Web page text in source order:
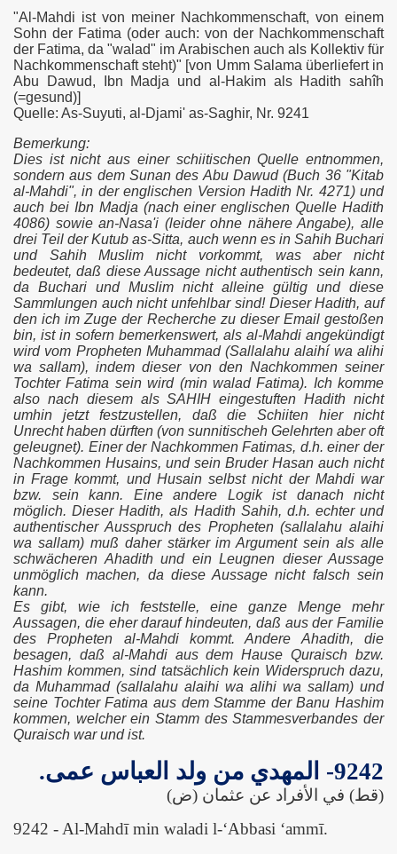
"Al-Mahdi ist von meiner Nachkommenschaft, von einem
Sohn der Fatima (oder auch: von der Nachkommenschaft
der Fatima, da "walad" im Arabischen auch als Kollektiv für
Nachkommenschaft steht)" [von Umm Salama überliefert in
Abu Dawud, Ibn Madja und al-Hakim als Hadith sahîh
(=gesund)]
Quelle: As-Suyuti, al-Djami' as-Saghir, Nr. 9241
Bemerkung:
Dies ist nicht aus einer schiitischen Quelle entnommen,
sondern aus dem Sunan des Abu Dawud (Buch 36 "Kitab
al-Mahdi", in der englischen Version Hadith Nr. 4271) und
auch bei Ibn Madja (nach einer englischen Quelle Hadith
4086) sowie an-Nasa'i (leider ohne nähere Angabe), alle
drei Teil der Kutub as-Sitta, auch wenn es in Sahih Buchari
und Sahih Muslim nicht vorkommt, was aber nicht
bedeutet, daß diese Aussage nicht authentisch sein kann,
da Buchari und Muslim nicht alleine gültig und diese
Sammlungen auch nicht unfehlbar sind! Dieser Hadith, auf
den ich im Zuge der Recherche zu dieser Email gestoßen
bin, ist in sofern bemerkenswert, als al-Mahdi angekündigt
wird vom Propheten Muhammad (Sallalahu alaihí wa alihi
wa sallam), indem dieser von den Nachkommen seiner
Tochter Fatima sein wird (min walad Fatima). Ich komme
also nach diesem als SAHIH eingestuften Hadith nicht
umhin jetzt festzustellen, daß die Schiiten hier nicht
Unrecht haben dürften (von sunnitischeh Gelehrten aber oft
geleugnet). Einer der Nachkommen Fatimas, d.h. einer der
Nachkommen Husains, und sein Bruder Hasan auch nicht
in Frage kommt, und Husain selbst nicht der Mahdi war
bzw. sein kann. Eine andere Logik ist danach nicht
möglich. Dieser Hadith, als Hadith Sahih, d.h. echter und
authentischer Ausspruch des Propheten (sallalahu alaihi
wa sallam) muß daher stärker im Argument sein als alle
schwächeren Ahadith und ein Leugnen dieser Aussage
unmöglich machen, da diese Aussage nicht falsch sein
kann.
Es gibt, wie ich feststelle, eine ganze Menge mehr
Aussagen, die eher darauf hindeuten, daß aus der Familie
des Propheten al-Mahdi kommt. Andere Ahadith, die
besagen, daß al-Mahdi aus dem Hause Quraisch bzw.
Hashim kommen, sind tatsächlich kein Widerspruch dazu,
da Muhammad (sallalahu alaihi wa alihi wa sallam) und
seine Tochter Fatima aus dem Stamme der Banu Hashim
kommen, welcher ein Stamm des Stammesverbandes der
Quraisch war und ist.
9242- المهدي من ولد العباس عمى.
(قط) في الأفراد عن عثمان (ض)
9242 - Al-Mahdī min waladi l-‘Abbasi ‘ammī.
Mahdī al-Muntaẓar (aswaf)
(aswaf) - Er ist noch immer am Leben!
(aswaf) - sunnitische Überlieferungen
und Lobpreisungen